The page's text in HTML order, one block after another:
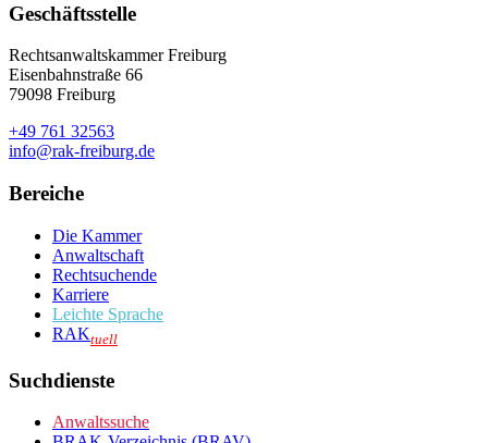
Geschäftsstelle
Rechtsanwaltskammer Freiburg
Eisenbahnstraße 66
79098 Freiburg
+49 761 32563
info@rak-freiburg.de
Bereiche
Die Kammer
Anwaltschaft
Rechtsuchende
Karriere
Leichte Sprache
RAKtuell
Suchdienste
Anwaltssuche